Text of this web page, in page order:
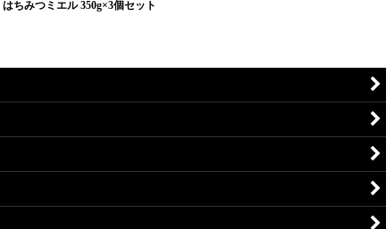
ちみつミエル 350g×3個セット